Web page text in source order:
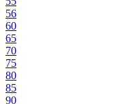
56
60
65
70
75
80
85
90